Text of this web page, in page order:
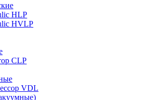
HLP
HVLP
CLP
VDL